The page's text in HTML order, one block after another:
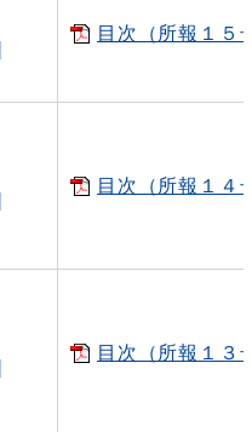
目次（所報１５
目次（所報１４
目次（所報１３